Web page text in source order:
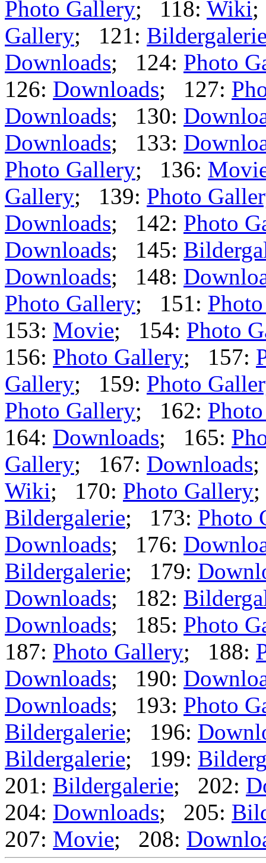
Photo Gallery; 118: Wiki
Gallery; 121:
Downloads; 124: Photo
126: Downloads; 127:
Downloads; 130:
Downloads; 133:
Photo Gallery; 136:
Gallery; 139: Photo
Downloads; 142: Photo
Downloads; 145:
Downloads; 148:
Photo Gallery; 151:
153: Movie; 154: Photo
156: Photo Gallery; 157:
Gallery; 159: Photo
Photo Gallery; 162:
164: Downloads; 165:
Gallery; 167: Downloads
Wiki; 170: Photo Gallery
Bildergalerie; 173: Photo
Downloads; 176:
Bildergalerie; 179:
Downloads; 182:
Downloads; 185: Photo
187: Photo Gallery; 188:
Downloads; 190:
Downloads; 193: Photo
Bildergalerie; 196:
Bildergalerie; 199:
201: Bildergalerie; 202:
204: Downloads; 205:
207: Movie; 208: